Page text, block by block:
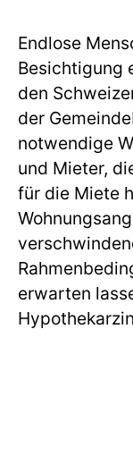
Endlose
Besichtigung
den
der
notwendige
und Mieter,
für die Miete
erwarten